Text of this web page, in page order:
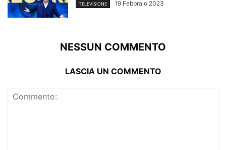
TELEVISIONE 19 Febbraio 2023
NESSUN COMMENTO
LASCIA UN COMMENTO